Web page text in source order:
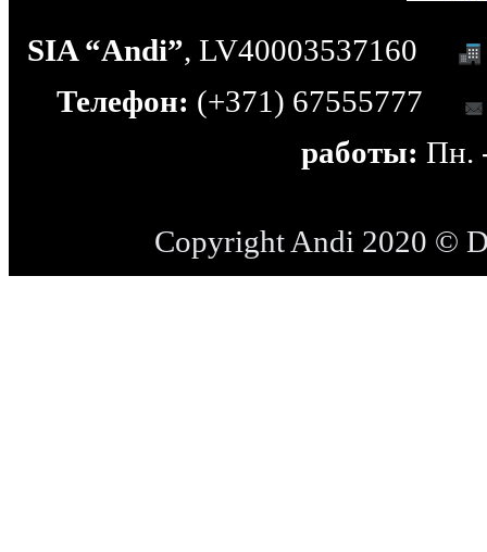
SIA “Andi”, LV40003537160
Телефон: (+371) 67555777
работы: Пн.
Copyright Andi 2020 ©